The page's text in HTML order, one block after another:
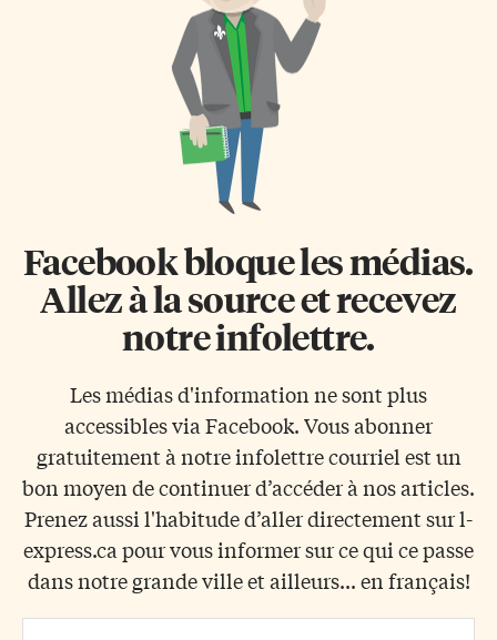
Facebook bloque les médias.
Allez à la source et recevez
notre infolettre.
Les médias d'information ne sont plus
accessibles via Facebook. Vous abonner
gratuitement à notre infolettre courriel est un
bon moyen de continuer d’accéder à nos articles.
Prenez aussi l'habitude d’aller directement sur l-
express.ca pour vous informer sur ce qui ce passe
dans notre grande ville et ailleurs... en français!